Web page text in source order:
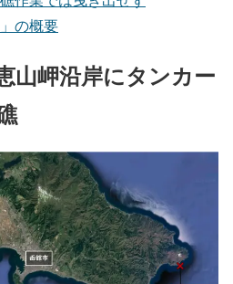
作業では曳き出せず
の概要
山岬沿岸にタンカー